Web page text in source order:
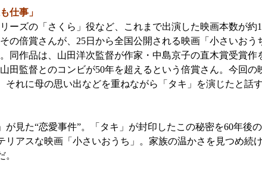
仕事」
ーズの「さくら」役など、これまで出演した映画本数が約
の倍賞さんが、25日から全国公開される映画「小さいおう
同作品は、山田洋次監督が作家・中島京子の直木賞受賞作
田監督とのコンビが50年を超えるという倍賞さん。今回の
れに母の思い出などを重ねながら「タキ」を演じたと話す
見た“恋愛事件”。「タキ」が封印したこの秘密を60年後
アスな映画「小さいおうち」。家族の温かさを見つめ続